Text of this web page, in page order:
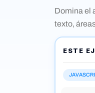
Domina el
texto,
validación
Ideal
ESTE